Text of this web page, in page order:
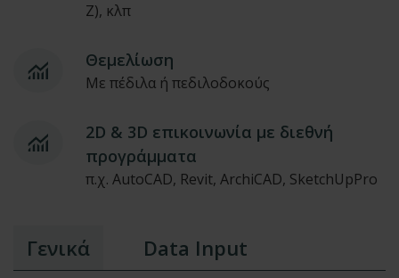
Z), κλπ
Θεμελίωση
Με πέδιλα ή πεδιλοδοκούς
2D & 3D επικοινωνία με διεθνή
προγράμματα
π.χ. AutoCAD, Revit, ArchiCAD, SketchUpPro
Γενικά Data Input